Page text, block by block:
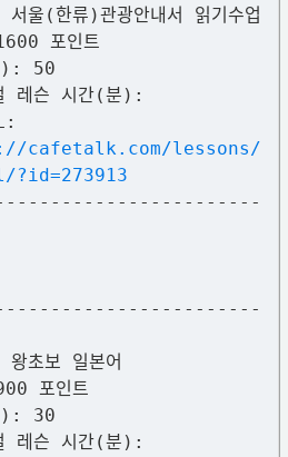
서울(한류)관광안내서 읽기수업
포인트
): 50
레슨 시간(분):
cafetalk.com/lessons/
초보 일본어
포인트
): 30
레슨 시간(분):